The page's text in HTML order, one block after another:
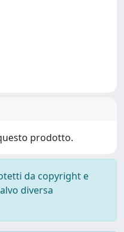
prodotto.
da copyright e
diversa